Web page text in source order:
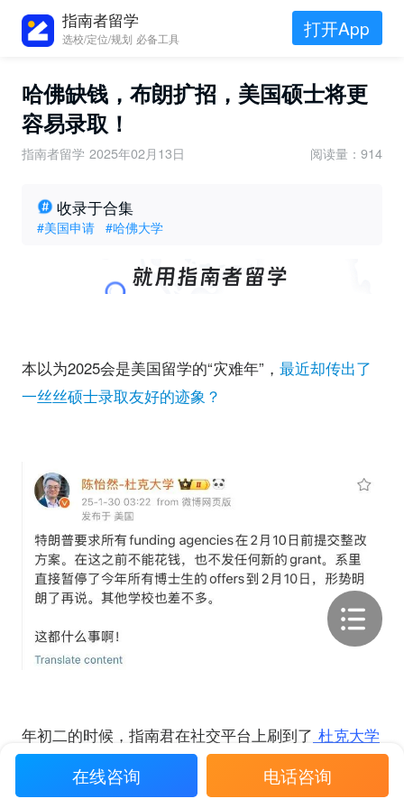
指南者留学
选校/定位/规划 必备工具 打开App
哈佛缺钱，布朗扩招，美国硕士将更
容易录取！
指南者留学 2025年02月13日 阅读量：914
收录于合集
#美国申请 #哈佛大学
本以为2025会是美国留学的“灾难年”， 最近却传出了
一丝丝硕士录取友好的迹象？
年初二的时候，指南君在社交平台上刷到了 杜克大学
一名教授的帖子，帖子称川普要求所有基金会在2月
10日前提交整改方案，在这之前不能花钱，也不发任
在线咨询 电话咨询